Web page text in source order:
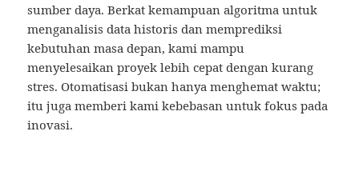
sumber daya. Berkat kemampuan algoritma untuk
menganalisis data historis dan memprediksi
kebutuhan masa depan, kami mampu
menyelesaikan proyek lebih cepat dengan kurang
stres. Otomatisasi bukan hanya menghemat waktu;
itu juga memberi kami kebebasan untuk fokus pada
inovasi.